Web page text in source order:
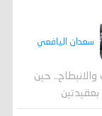
سعدان اليافعي
والانبطاح.. حين